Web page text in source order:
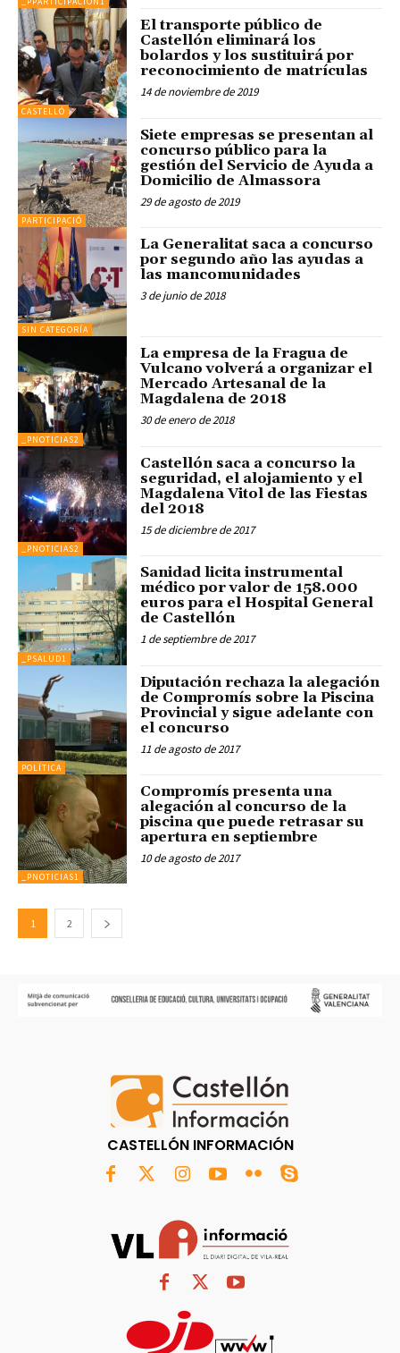
CASTELLÓ
El transporte público de
Castellón eliminará los
bolardos y los sustituirá por
reconocimiento de matrículas
14 de noviembre de 2019
PARTICIPACIÓ
Siete empresas se presentan al
concurso público para la
gestión del Servicio de Ayuda a
Domicilio de Almassora
29 de agosto de 2019
SIN CATEGORÍA
La Generalitat saca a concurso
por segundo año las ayudas a
las mancomunidades
3 de junio de 2018
_PNOTICIAS2
La empresa de la Fragua de
Vulcano volverá a organizar el
Mercado Artesanal de la
Magdalena de 2018
30 de enero de 2018
_PNOTICIAS2
Castellón saca a concurso la
seguridad, el alojamiento y el
Magdalena Vitol de las Fiestas
del 2018
15 de diciembre de 2017
_PSALUD1
Sanidad licita instrumental
médico por valor de 158.000
euros para el Hospital General
de Castellón
1 de septiembre de 2017
POLÍTICA
Diputación rechaza la alegación
de Compromís sobre la Piscina
Provincial y sigue adelante con
el concurso
11 de agosto de 2017
_PNOTICIAS1
Compromís presenta una
alegación al concurso de la
piscina que puede retrasar su
apertura en septiembre
10 de agosto de 2017
1 2
CASTELLÓN INFORMACIÓN